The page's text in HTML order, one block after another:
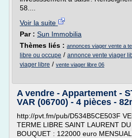
58....
Voir la suite
Par : Sun Immobilia
Thèmes liés : annonces viager vente a
libre ou occupe / annonce vente viager
viager libre / vente viager libre 06
A vendre - Appartement -
VAR (06700) - 4 pièces -
http://pvt.fm/pub/D534B5CE503F
TERME LIBRE SAINT LAURENT DU
BOUQUET : 122000 euro